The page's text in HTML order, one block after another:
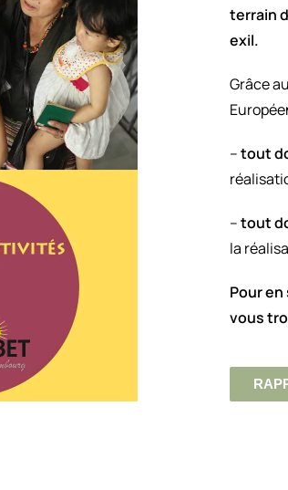
terrain
exil.
Grâce
–tout
–tout
la
Pour
vous